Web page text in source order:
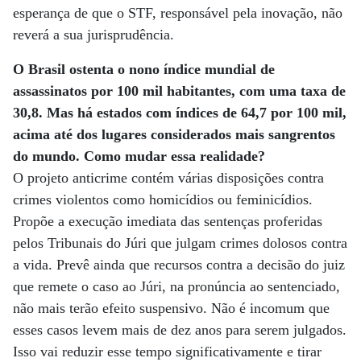
esperança de que o STF, responsável pela inovação, não
reverá a sua jurisprudência.
O Brasil ostenta o nono índice mundial de
assassinatos por 100 mil habitantes, com uma taxa de
30,8. Mas há estados com índices de 64,7 por 100 mil,
acima até dos lugares considerados mais sangrentos
do mundo. Como mudar essa realidade?
O projeto anticrime contém várias disposições contra
crimes violentos como homicídios ou feminicídios.
Propõe a execução imediata das sentenças proferidas
pelos Tribunais do Júri que julgam crimes dolosos contra
a vida. Prevê ainda que recursos contra a decisão do juiz
que remete o caso ao Júri, na pronúncia ao sentenciado,
não mais terão efeito suspensivo. Não é incomum que
esses casos levem mais de dez anos para serem julgados.
Isso vai reduzir esse tempo significativamente e tirar